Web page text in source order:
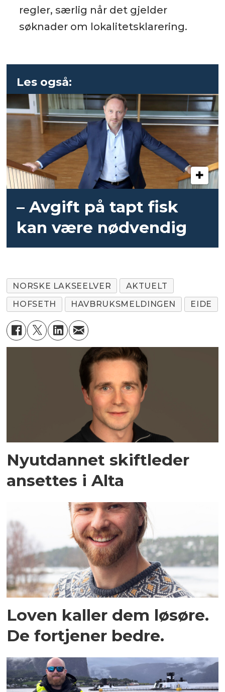
regler, særlig når det gjelder
søknader om lokalitetsklarering.
Les også:
– Avgift på tapt fisk
kan være nødvendig
NORSKE LAKSEELVER
AKTUELT
HOFSETH
HAVBRUKSMELDINGEN EIDE
Nyutdannet skiftleder
ansettes i Alta
Loven kaller dem løsøre.
De fortjener bedre.